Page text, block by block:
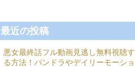
最近の投稿
悪女最終話フル動画見逃し無料視聴す
る方法！パンドラやデイリーモーショ